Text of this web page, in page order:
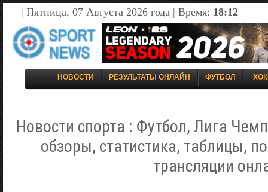
| Пятница, 07 Августа 2026 года | Время: 18:12
НОВОСТИ РЕЗУЛЬТАТЫ ОНЛАЙН ФУТБОЛ
Новости спорта : Футбол, Лига
обзоры, статистика, таблицы,
трансляции